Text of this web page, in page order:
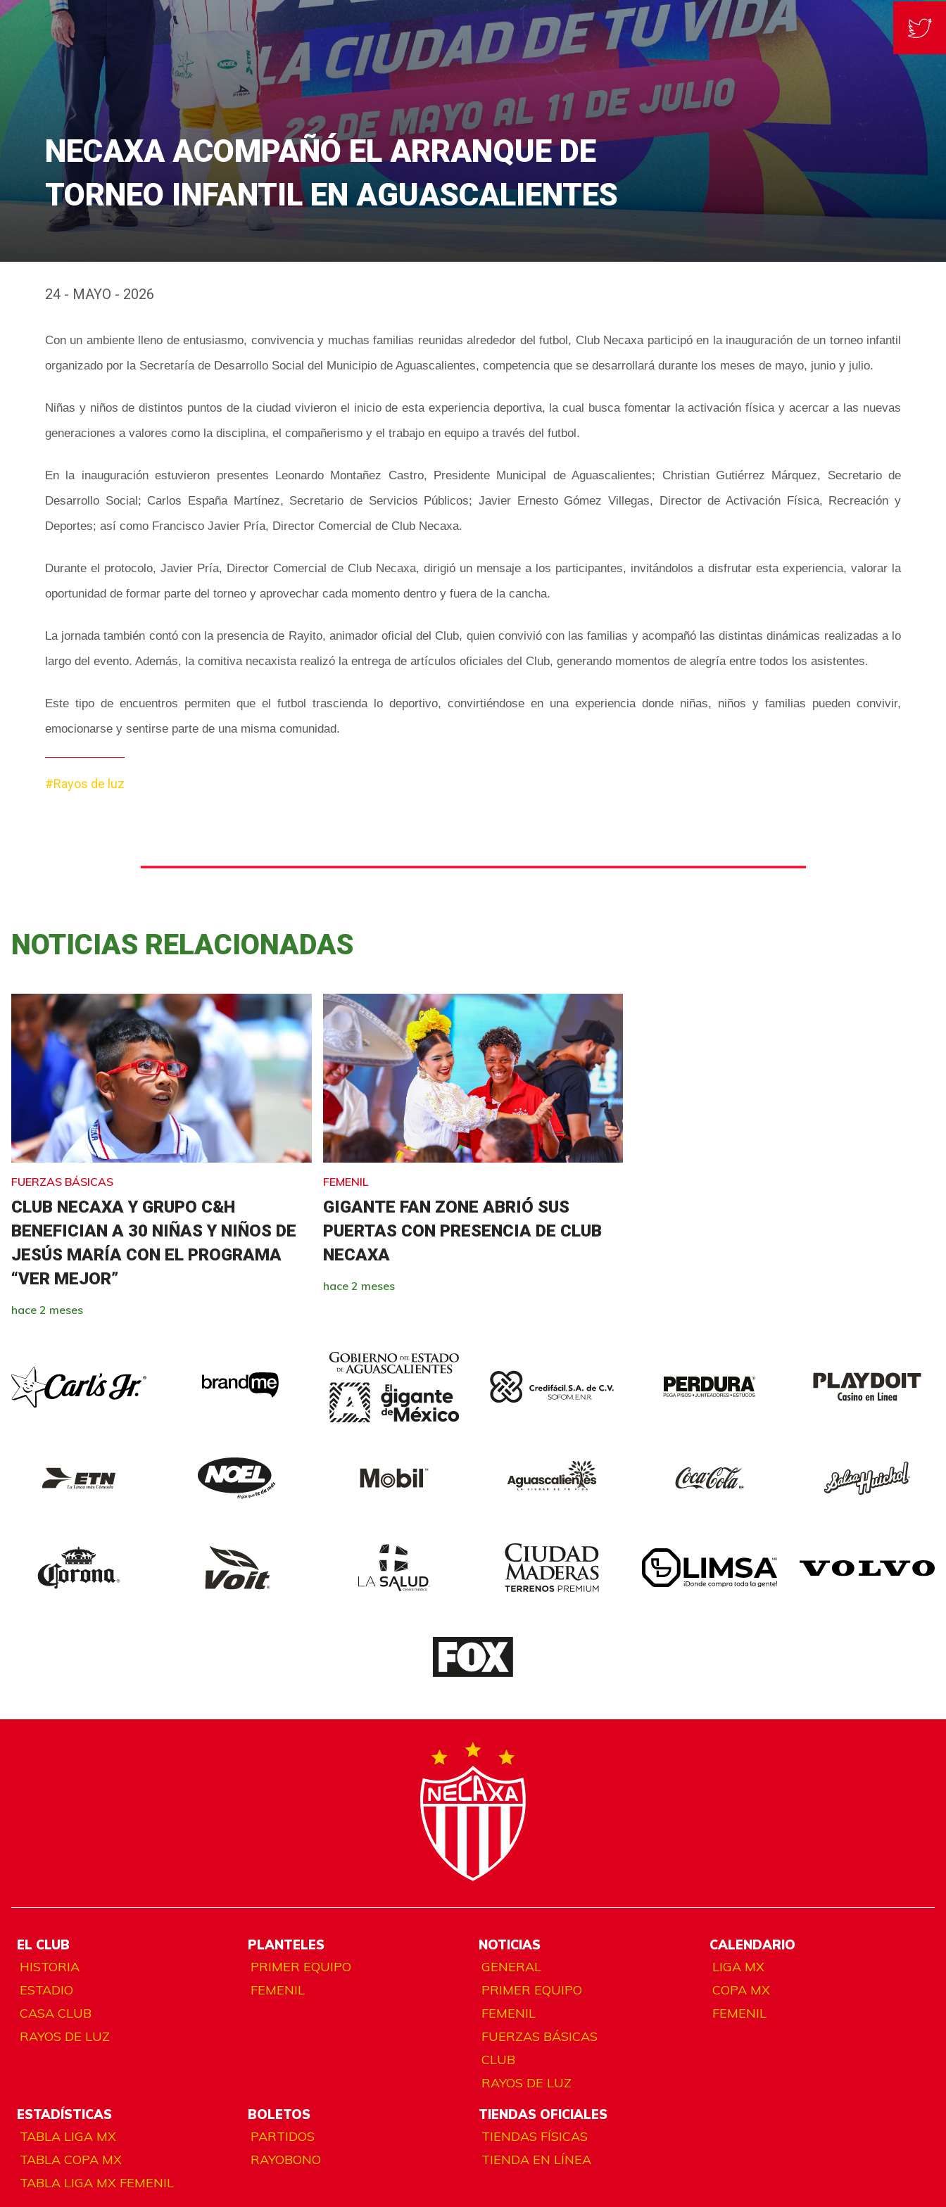
NECAXA ACOMPAÑÓ EL ARRANQUE DE
TORNEO INFANTIL EN AGUASCALIENTES
24 - MAYO - 2026
Con un ambiente lleno de entusiasmo, convivencia y muchas familias reunidas alrededor del futbol, Club Necaxa participó en la inauguración de un torneo infantil
organizado por la Secretaría de Desarrollo Social del Municipio de Aguascalientes, competencia que se desarrollará durante los meses de mayo, junio y julio.
Niñas y niños de distintos puntos de la ciudad vivieron el inicio de esta experiencia deportiva, la cual busca fomentar la activación física y acercar a las nuevas
generaciones a valores como la disciplina, el compañerismo y el trabajo en equipo a través del futbol.
En la inauguración estuvieron presentes Leonardo Montañez Castro, Presidente Municipal de Aguascalientes; Christian Gutiérrez Márquez, Secretario de
Desarrollo Social; Carlos España Martínez, Secretario de Servicios Públicos; Javier Ernesto Gómez Villegas, Director de Activación Física, Recreación y
Deportes; así como Francisco Javier Pría, Director Comercial de Club Necaxa.
Durante el protocolo, Javier Pría, Director Comercial de Club Necaxa, dirigió un mensaje a los participantes, invitándolos a disfrutar esta experiencia, valorar la
oportunidad de formar parte del torneo y aprovechar cada momento dentro y fuera de la cancha.
La jornada también contó con la presencia de Rayito, animador oficial del Club, quien convivió con las familias y acompañó las distintas dinámicas realizadas a lo
largo del evento. Además, la comitiva necaxista realizó la entrega de artículos oficiales del Club, generando momentos de alegría entre todos los asistentes.
Este tipo de encuentros permiten que el futbol trascienda lo deportivo, convirtiéndose en una experiencia donde niñas, niños y familias pueden convivir,
emocionarse y sentirse parte de una misma comunidad.
#Rayos de luz
NOTICIAS RELACIONADAS
FUERZAS BÁSICAS
CLUB NECAXA Y GRUPO C&H
BENEFICIAN A 30 NIÑAS Y NIÑOS DE
JESÚS MARÍA CON EL PROGRAMA
“VER MEJOR”
hace 2 meses
FEMENIL
GIGANTE FAN ZONE ABRIÓ SUS
PUERTAS CON PRESENCIA DE CLUB
NECAXA
hace 2 meses
EL CLUB
HISTORIA
ESTADIO
CASA CLUB
RAYOS DE LUZ
PLANTELES
PRIMER EQUIPO
FEMENIL
NOTICIAS
GENERAL
PRIMER EQUIPO
FEMENIL
FUERZAS BÁSICAS
CLUB
RAYOS DE LUZ
CALENDARIO
LIGA MX
COPA MX
FEMENIL
ESTADÍSTICAS
TABLA LIGA MX
TABLA COPA MX
TABLA LIGA MX FEMENIL
BOLETOS
PARTIDOS
RAYOBONO
TIENDAS OFICIALES
TIENDAS FÍSICAS
TIENDA EN LÍNEA